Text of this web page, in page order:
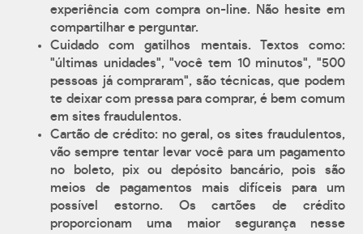
experiência com compra on-line. Não hesite em
compartilhar e perguntar.
Cuidado com gatilhos mentais. Textos como:
"últimas unidades", "você tem 10 minutos", "500
pessoas já compraram", são técnicas, que podem
te deixar com pressa para comprar, é bem comum
em sites fraudulentos.
Cartão de crédito: no geral, os sites fraudulentos,
vão sempre tentar levar você para um pagamento
no boleto, pix ou depósito bancário, pois são
meios de pagamentos mais difíceis para um
possível estorno. Os cartões de crédito
proporcionam uma maior segurança nesse